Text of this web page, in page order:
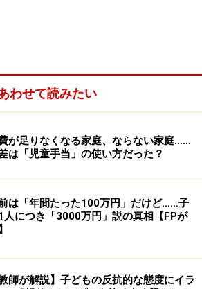
とを聞かない2つの理由
、親を語るなかれ
は向き合うべき相手を間違えやすい
わせて読みたい
が足りなくなる家庭、ならない家庭……
は「児童手当」の使い方だった？
は「年間たった100万円」だけど……子
人につき「3000万円」説の真相【FPが
教師が解説】子どもの反抗的な態度にイラ